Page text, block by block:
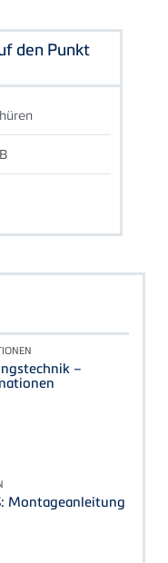
den Punkt
–
Montageanleitung